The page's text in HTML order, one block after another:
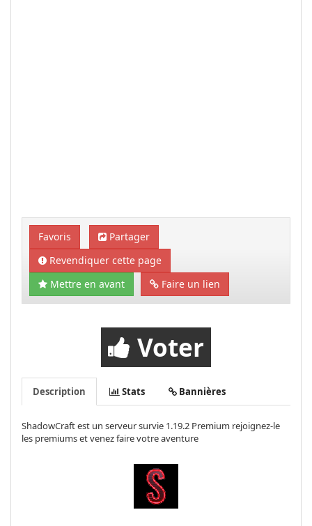
Favoris
Partager
Revendiquer cette page
Mettre en avant
Faire un lien
Voter
Description Stats Bannières
ShadowCraft est un serveur survie 1.19.2 Premium rejoignez-le
les premiums et venez faire votre aventure